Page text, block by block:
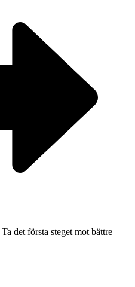
Ta det första steget mot bättre